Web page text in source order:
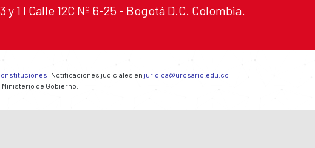
1 I Calle 12C Nº 6-25 - Bogotá D.C. Colombia.
| Notificaciones judiciales en juridica@urosario.edu.co
de Gobierno.